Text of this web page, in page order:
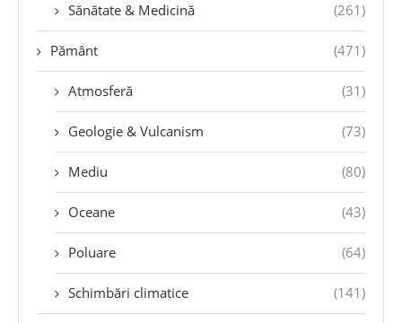
Sănătate & Medicină (261)
Pământ (471)
Atmosferă (31)
Geologie & Vulcanism (73)
Mediu (80)
Oceane (43)
Poluare (64)
Schimbări climatice (141)